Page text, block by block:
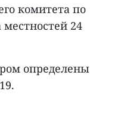
комитета по
местностей 24
определены